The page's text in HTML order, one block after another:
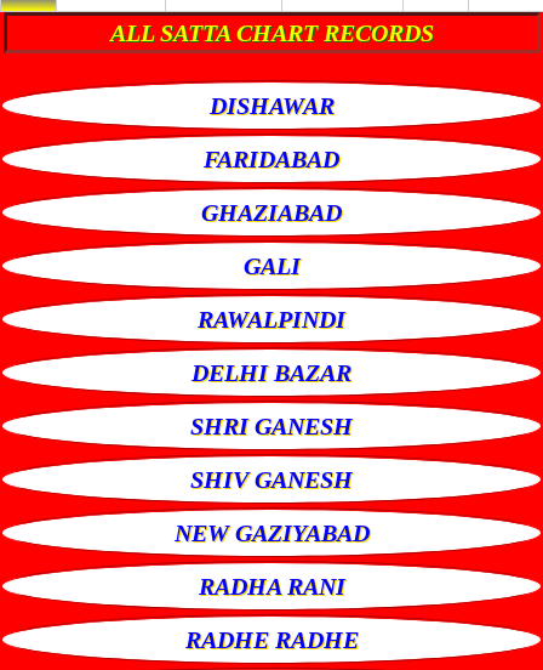
ALL SATTA CHART RECORDS
DISHAWAR
FARIDABAD
GHAZIABAD
GALI
RAWALPINDI
DELHI BAZAR
SHRI GANESH
SHIV GANESH
NEW GAZIYABAD
RADHA RANI
RADHE RADHE